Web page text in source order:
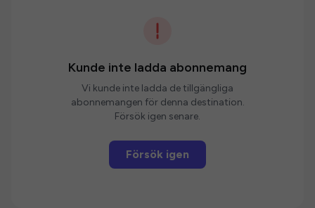
Kunde inte ladda abonnemang
Vi kunde inte ladda de tillgängliga
abonnemangen för denna destination.
Försök igen senare.
Försök igen